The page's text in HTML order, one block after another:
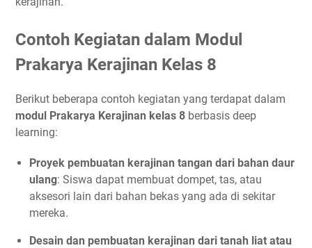
Contoh Kegiatan dalam Modul
Prakarya Kerajinan Kelas 8
Berikut beberapa contoh kegiatan yang terdapat dalam
modul Prakarya Kerajinan kelas 8 berbasis deep
learning:
Proyek pembuatan kerajinan tangan dari bahan daur
ulang: Siswa dapat membuat dompet, tas, atau
aksesori lain dari bahan bekas yang ada di sekitar
mereka.
Desain dan pembuatan kerajinan dari tanah liat atau